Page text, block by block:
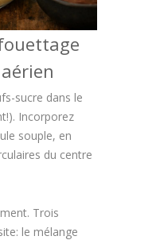
sucre dans le
Incorporez
souple, en
du centre
Trois
le mélange